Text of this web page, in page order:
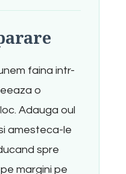
faina intr-
o
Adauga oul
amesteca-le
spre
margini pe